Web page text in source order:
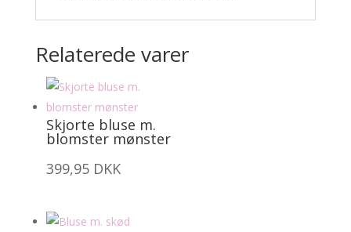
Relaterede varer
Skjorte bluse m.
blomster mønster
399,95 DKK